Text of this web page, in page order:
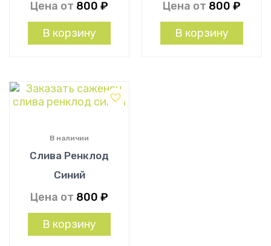
Цена от 800 ₽
В корзину
Цена от 800 ₽
В корзину
Слива Ренклод
Синий
В наличии
Цена от 800 ₽
В корзину